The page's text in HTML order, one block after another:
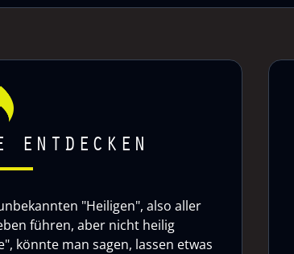
"Heiligen", also aller
führen, aber nicht heilig
könnte man sagen, lassen etwas